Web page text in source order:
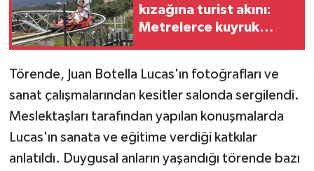
kızağına turist akını:
Metrelerce kuyruk
Törende, Juan Botella Lucas'ın fotoğrafları ve
sanat çalışmalarından kesitler salonda sergilendi.
Meslektaşları tarafından yapılan konuşmalarda
Lucas'ın sanata ve eğitime verdiği katkılar
anlatıldı. Duygusal anların yaşandığı törende bazı